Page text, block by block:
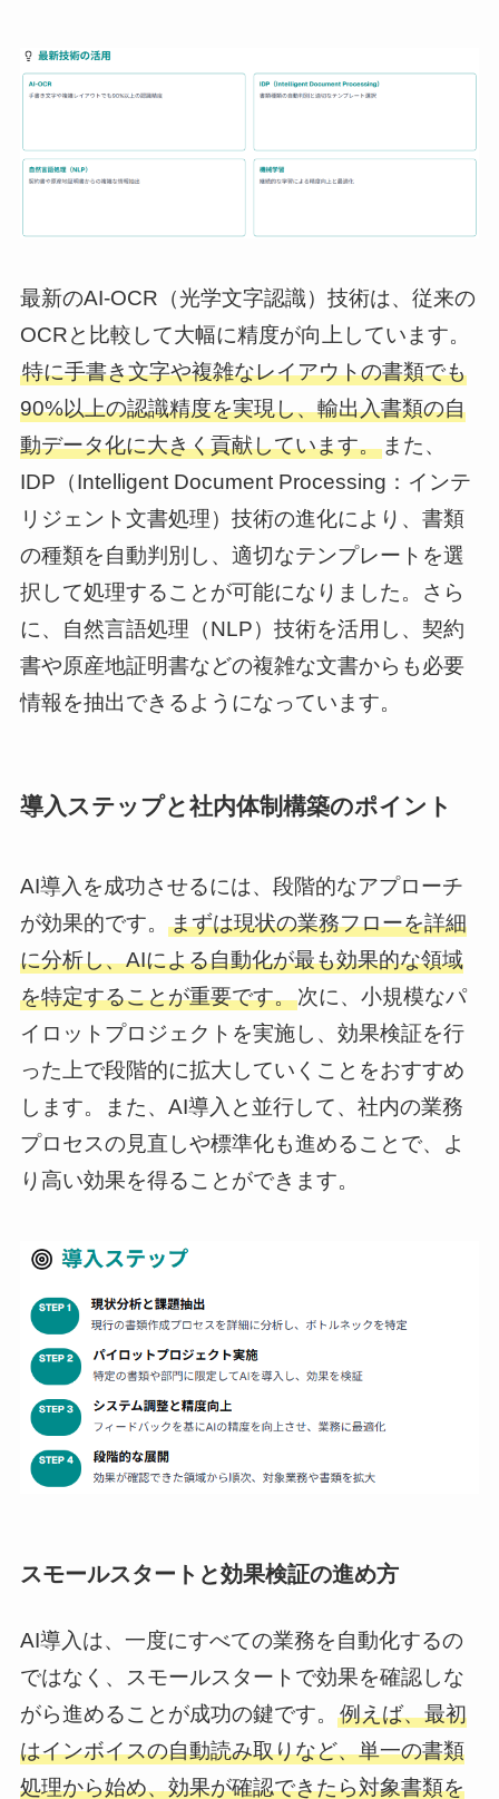
最新のAI-OCR（光学文字認識）技術は、従来の
OCRと比較して大幅に精度が向上しています。
特に手書き文字や複雑なレイアウトの書類でも
90%以上の認識精度を実現し、輸出入書類の自
動データ化に大きく貢献しています。また、
IDP（Intelligent Document Processing：インテ
リジェント文書処理）技術の進化により、書類
の種類を自動判別し、適切なテンプレートを選
択して処理することが可能になりました。さら
に、自然言語処理（NLP）技術を活用し、契約
書や原産地証明書などの複雑な文書からも必要
情報を抽出できるようになっています。
導入ステップと社内体制構築のポイント
AI導入を成功させるには、段階的なアプローチ
が効果的です。 まずは現状の業務フローを詳細
に分析し、AIによる自動化が最も効果的な領域
を特定することが重要です。次に、小規模なパ
イロットプロジェクトを実施し、効果検証を行
った上で段階的に拡大していくことをおすすめ
します。また、AI導入と並行して、社内の業務
プロセスの見直しや標準化も進めることで、よ
り高い効果を得ることができます。
スモールスタートと効果検証の進め方
AI導入は、一度にすべての業務を自動化するの
ではなく、スモールスタートで効果を確認しな
がら進めることが成功の鍵です。 例えば、最初
はインボイスの自動読み取りなど、単一の書類
処理から始め、効果が確認できたら対象書類を